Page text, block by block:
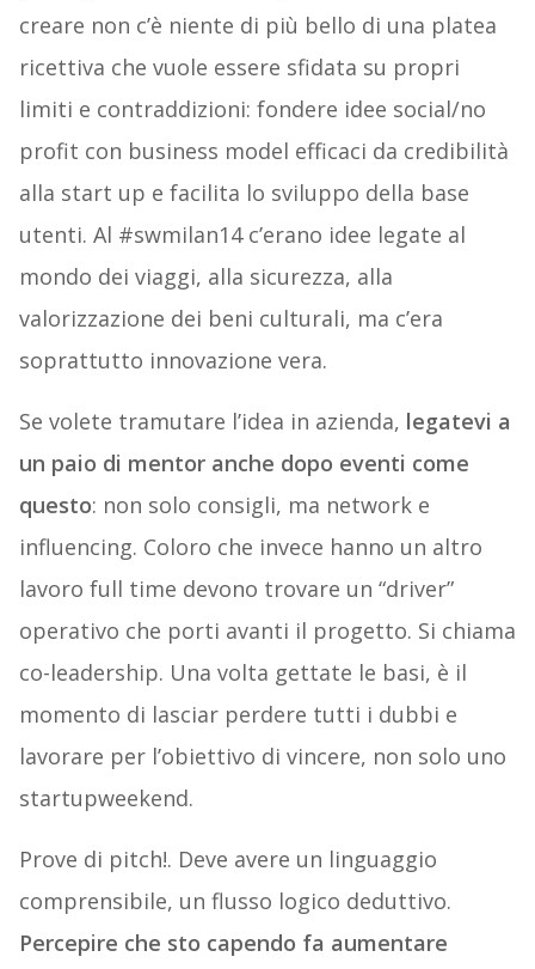
creare non c’è niente di più bello di una platea
ricettiva che vuole essere sfidata su propri
limiti e contraddizioni: fondere idee social/no
profit con business model efficaci da credibilità
alla start up e facilita lo sviluppo della base
utenti. Al #swmilan14 c’erano idee legate al
mondo dei viaggi, alla sicurezza, alla
valorizzazione dei beni culturali, ma c’era
soprattutto innovazione vera.
Se volete tramutare l’idea in azienda, legatevi a
un paio di mentor anche dopo eventi come
questo: non solo consigli, ma network e
influencing. Coloro che invece hanno un altro
lavoro full time devono trovare un “driver”
operativo che porti avanti il progetto. Si chiama
co-leadership. Una volta gettate le basi, è il
momento di lasciar perdere tutti i dubbi e
lavorare per l’obiettivo di vincere, non solo uno
startupweekend.
Prove di pitch!. Deve avere un linguaggio
comprensibile, un flusso logico deduttivo.
Percepire che sto capendo fa aumentare